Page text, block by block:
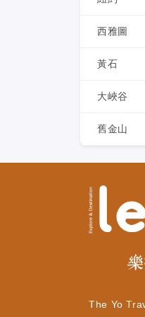
西雅圖
黃石
大峽谷
舊金山
The Yo